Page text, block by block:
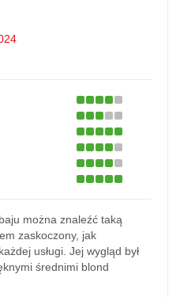
można znaleźć taką
zaskoczony, jak
usługi. Jej wygląd był
średnimi blond